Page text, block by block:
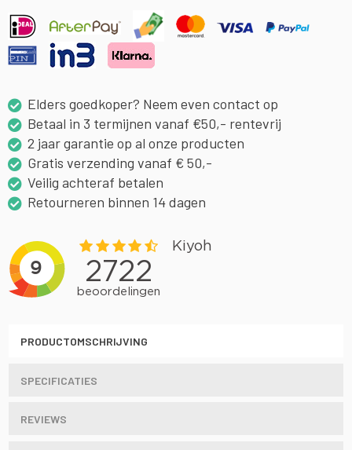
Elders goedkoper? Neem even contact op
Betaal in 3 termijnen vanaf €50,- rentevrij
2 jaar garantie op al onze producten
Gratis verzending vanaf € 50,-
Veilig achteraf betalen
Retourneren binnen 14 dagen
PRODUCTOMSCHRIJVING
SPECIFICATIES
REVIEWS